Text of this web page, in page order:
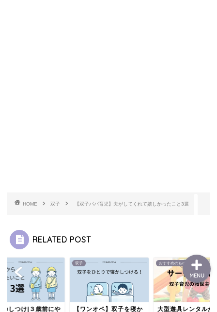
HOME 双子 【双子パパ育児】夫がしてくれて嬉しかったこと3選
RELATED POST
のしつけ|３歳前にや
双子
【ワンオペ】双子を寝か
おすすめのもの
大型遊具レンタルが
MENU